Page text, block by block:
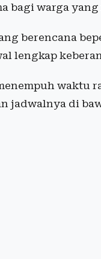
bagi warga
berencana
lengkap
waktu
jadwalnya di